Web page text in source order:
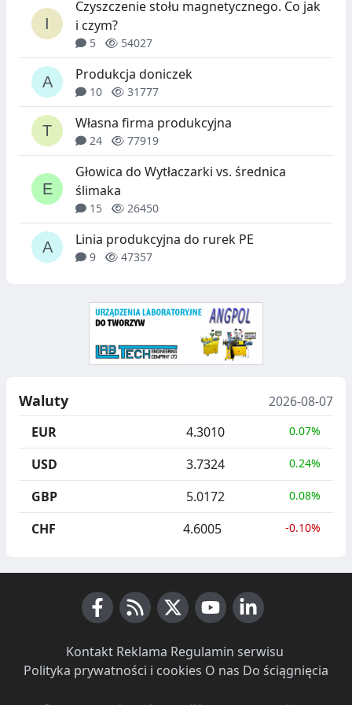
S
Z
T
U
C
Z
N
Y
C
H
D
Ó
W
Czyszczenie stołu magnetycznego. Co jak
i czym?
5 54027
Produkcja doniczek
10 31777
Własna firma produkcyjna
24 77919
Głowica do Wytłaczarki vs. średnica
ślimaka
15 26450
Linia produkcyjna do rurek PE
9 47357
Waluty
2026-08-07
EUR
4.3010 0.07%
USD 3.7324 0.24%
GBP 5.0172 0.08%
CHF 4.6005 -0.10%
Kontakt· Reklama Regulamin serwisu
Polityka prywatności i cookies O nas Do ściągnięcia